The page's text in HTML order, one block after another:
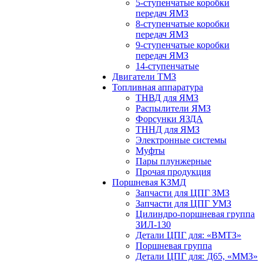
5-ступенчатые коробки
передач ЯМЗ
8-ступенчатые коробки
передач ЯМЗ
9-ступенчатые коробки
передач ЯМЗ
14-ступенчатые
Двигатели ТМЗ
Топливная аппаратура
ТНВД для ЯМЗ
Распылители ЯМЗ
Форсунки ЯЗДА
ТННД для ЯМЗ
Электронные системы
Муфты
Пары плунжерные
Прочая продукция
Поршневая КЗМД
Запчасти для ЦПГ ЗМЗ
Запчасти для ЦПГ УМЗ
Цилиндро-поршневая группа
ЗИЛ-130
Детали ЦПГ для: «ВМТЗ»
Поршневая группа
Детали ЦПГ для: Д65, «ММЗ»